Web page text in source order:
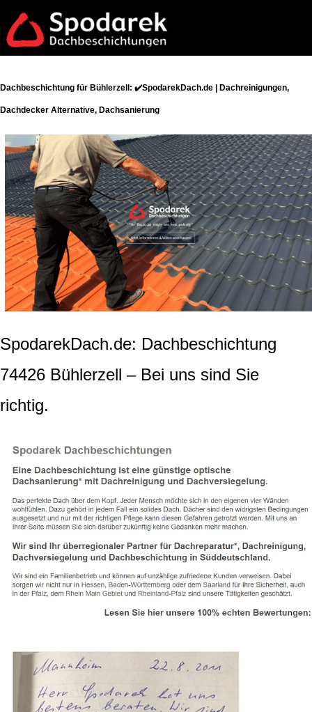
Dachbeschichtung für Bühlerzell: ✔️SpodarekDach.de | Dachreinigungen,
Dachdecker Alternative, Dachsanierung
SpodarekDach.de: Dachbeschichtung
74426 Bühlerzell – Bei uns sind Sie
richtig.